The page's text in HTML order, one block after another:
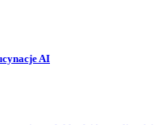
AI